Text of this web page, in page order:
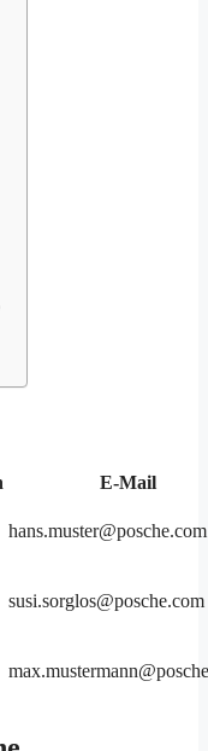
E-Mail
hans.muster@posche.com
susi.sorglos@posche.com